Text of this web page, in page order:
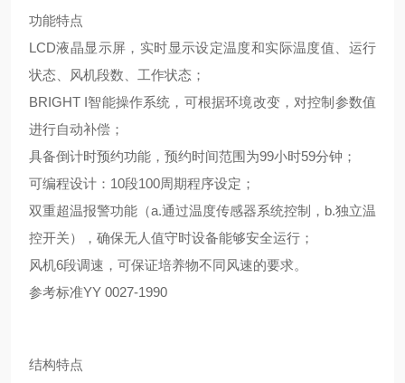
功能特点
LCD液晶显示屏，实时显示设定温度和实际温度值、运行
状态、风机段数、工作状态；
BRIGHT I智能操作系统，可根据环境改变，对控制参数值
进行自动补偿；
具备倒计时预约功能，预约时间范围为99小时59分钟；
可编程设计：10段100周期程序设定；
双重超温报警功能（a.通过温度传感器系统控制，b.独立温
控开关），确保无人值守时设备能够安全运行；
风机6段调速，可保证培养物不同风速的要求。
参考标准YY 0027-1990
结构特点